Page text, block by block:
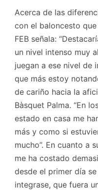
Acerca de las
con el baloncesto
FEB señala:
un nivel intenso muy
juegan a ese nivel de
que más estoy
de cariño hacia la
Bàsquet Palma. “En
estado en casa me
más y como si
mucho”. En cuanto a
me ha costado
desde el primer día
integrase, que fuera